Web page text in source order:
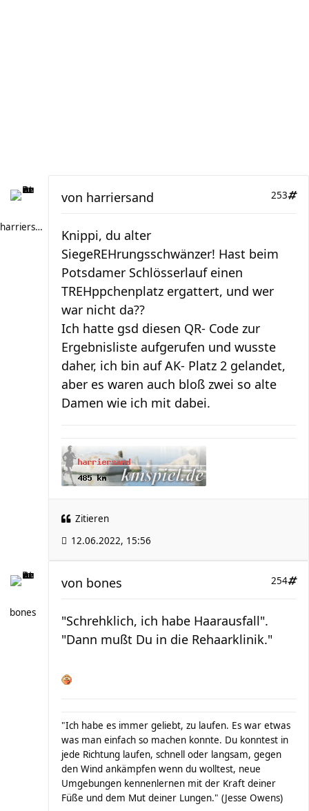
harriersand
253
von harriersand
Knippi, du alter
SiegeREHrungsschwänzer! Hast beim
Potsdamer Schlösserlauf einen
TREHppchenplatz ergattert, und wer
war nicht da??
Ich hatte gsd diesen QR- Code zur
Ergebnisliste aufgerufen und wusste
daher, ich bin auf AK- Platz 2 gelandet,
aber es waren auch bloß zwei so alte
Damen wie ich mit dabei.
Zitieren
12.06.2022, 15:56
bones
254
von bones
"Schrehklich, ich habe Haarausfall".
"Dann mußt Du in die Rehaarklinik."
"Ich habe es immer geliebt, zu laufen. Es war etwas
was man einfach so machen konnte. Du konntest in
jede Richtung laufen, schnell oder langsam, gegen
den Wind ankämpfen wenn du wolltest, neue
Umgebungen kennenlernen mit der Kraft deiner
Füße und dem Mut deiner Lungen." (Jesse Owens)